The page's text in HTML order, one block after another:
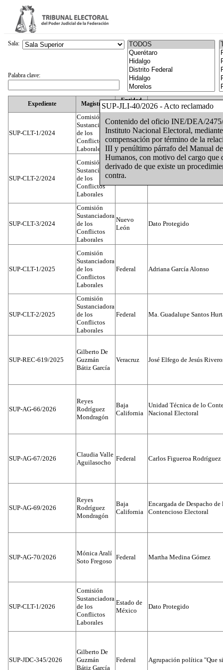
SUP-JLI-40/2026 - Acto reclamado
Contenido del oficio INE/DEA/
Instituto Nacional Electoral,
compensación por término de la
III y penúltimo párrafo del Manual
Humanos, con motivo del cargo que
derivado de que existe un
contra.
Expediente Magistrado
Entidad
Federativa
SUP-CLT-1/2024
Comisión
Sustanciadora
de los
Conflictos
Laborales
Federal Juan José Serrato Velasco
SUP-CLT-2/2024
Comisión
Sustanciadora
de los
Conflictos
Laborales
Federal
SUP-CLT-3/2024
Comisión
Sustanciadora
de los
Conflictos
Laborales
Nuevo
León
Dato Protegido
SUP-CLT-1/2025
Comisión
Sustanciadora
de los
Conflictos
Laborales
Federal Adriana García Alonso
SUP-CLT-2/2025
Comisión
Sustanciadora
de los
Conflictos
Laborales
Federal Ma. Guadalupe Santos
SUP-REC-619/2025
Gilberto De
Guzmán
Bátiz García
Veracruz José Elfego de Jesús
SUP-AG-66/2026
Reyes
Rodríguez
Mondragón
Baja
California
Unidad Técnica de lo
Nacional Electoral
SUP-AG-67/2026
Claudia Valle
Aguilasocho
Federal Carlos Figueroa Rodríguez
SUP-AG-69/2026
Reyes
Rodríguez
Mondragón
Baja
California
Encargada de Despacho
Contencioso Electoral
SUP-AG-70/2026
Mónica Aralí
Soto Fregoso
Federal Martha Medina Gómez
SUP-CLT-1/2026
Comisión
Sustanciadora
de los
Conflictos
Laborales
Estado de
México
Dato Protegido
SUP-JDC-345/2026
Gilberto De
Guzmán
Bátiz García
Federal Agrupación política "Que
Sala:
Palabra clave: